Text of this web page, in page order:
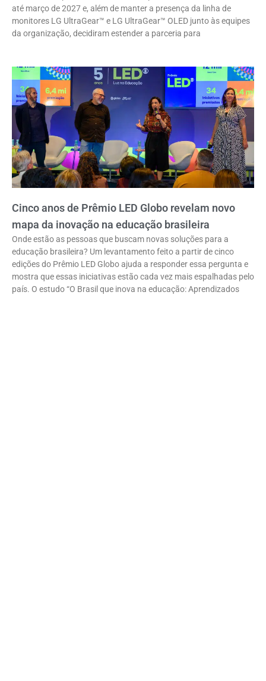
até março de 2027 e, além de manter a presença da linha de
monitores LG UltraGear™ e LG UltraGear™ OLED junto às equipes
da organização, decidiram estender a parceria para
Cinco anos de Prêmio LED Globo revelam novo
mapa da inovação na educação brasileira
Onde estão as pessoas que buscam novas soluções para a
educação brasileira? Um levantamento feito a partir de cinco
edições do Prêmio LED Globo ajuda a responder essa pergunta e
mostra que essas iniciativas estão cada vez mais espalhadas pelo
país. O estudo “O Brasil que inova na educação: Aprendizados